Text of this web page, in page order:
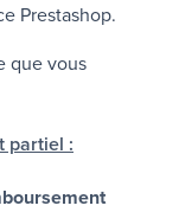
Prestashop.
que vous
partiel :